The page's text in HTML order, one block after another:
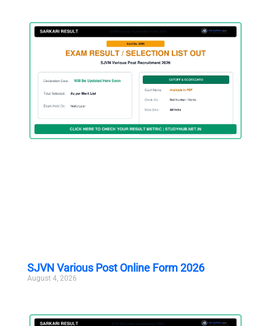
SJVN Various Post Online Form 2026
August 4, 2026